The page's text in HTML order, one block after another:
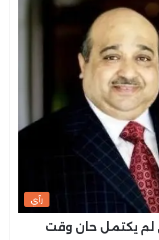
رآي
لم يكتمل حان وقت